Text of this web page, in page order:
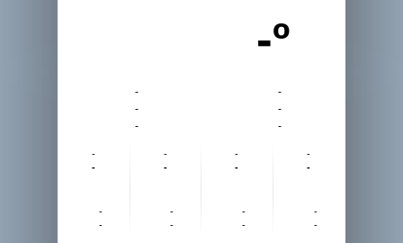
-º
-
-
-
-
-
-
-
-
-
-
-
-
-
-
-
-
-
-
-
-
-
-